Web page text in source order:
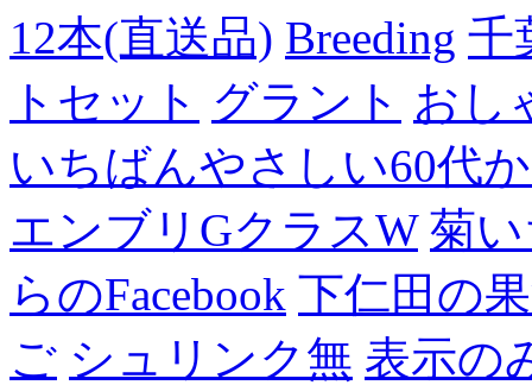
12本(直送品) Breeding 千
トセット グラント おし
いちばんやさしい60代
エンブリGクラスW 菊
らのFacebook 下仁田の
ご シュリンク無 表示の